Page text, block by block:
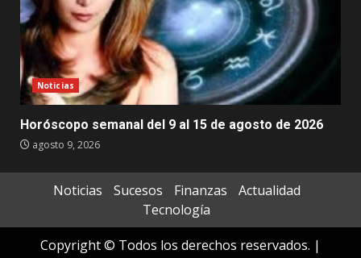
Noticias
Horóscopo semanal del 9 al 15 de agosto de 2026
agosto 9, 2026
Noticias Sucesos Finanzas
Actualidad
Tecnología
Copyright © Todos los derechos reservados. |